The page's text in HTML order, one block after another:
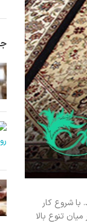
شروع کار
تنوع بالا